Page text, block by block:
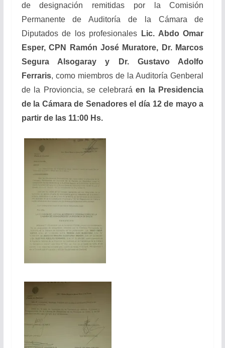
de designación remitidas por la Comisión
Permanente de Auditoría de la Cámara de
Diputados de los profesionales
Lic. Abdo Omar
Esper, CPN Ramón José Muratore, Dr. Marcos
Segura Alsogaray y Dr. Gustavo Adolfo
Ferraris, como miembros de la Auditoría Genberal
de la Provioncia, se celebraráen la Presidencia
de la Cámara de Senadores el día 12 de mayo a
partir de las 11:00 Hs.